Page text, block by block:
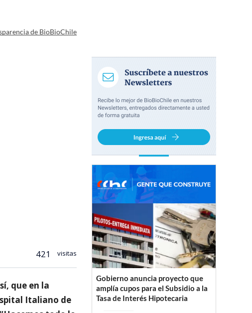
de BioBioChile
421 visitas
que en la
Italiano de
Gobierno anuncia proyecto que
amplía cupos para el Subsidio a la
Tasa de Interés Hipotecaria